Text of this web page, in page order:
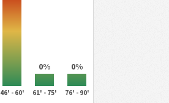
0% 0%
46' - 60' 61' - 75' 76' - 90'